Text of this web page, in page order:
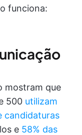
funciona:
mostram que
500 utilizam
candidaturas
e 58% das